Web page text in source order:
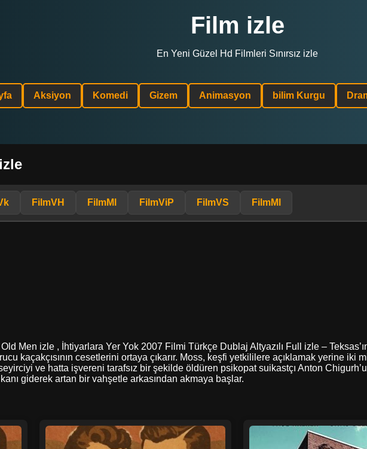
Film izle
En Yeni Güzel Hd Filmleri Sınırsız izle
Aksiyon Komedi Gizem Animasyon bilim Kurgu
FilmVH FilmMl FilmViP FilmVS FilmMl
Men izle , İhtiyarlara Yer Yok 2007 Filmi Türkçe Dublaj Altyazılı Full izle –
kaçakçısının cesetlerini ortaya çıkarır. Moss, keşfi yetkililere açıklamak yerine
ve hatta işvereni tarafsız bir şekilde öldüren psikopat suikastçı Anton
giderek artan bir vahşetle arkasından akmaya başlar.